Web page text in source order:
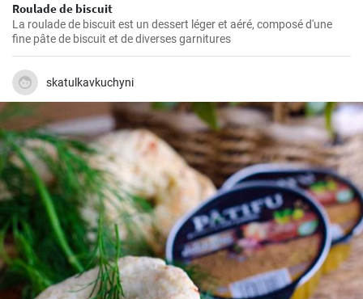
Roulade de biscuit
La roulade de biscuit est un dessert léger et aéré, composé d'une
fine pâte de biscuit et de diverses garnitures
skatulkavkuchyni